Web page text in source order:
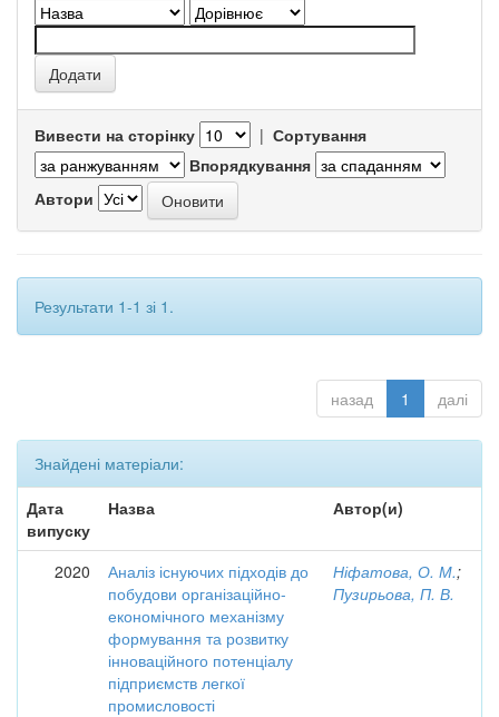
Вивести на сторінку | Сортування
Впорядкування
Автори
Результати 1-1 зі 1.
назад 1 далі
Знайдені матеріали:
Дата
випуску
Назва Автор(и)
2020
Аналіз існуючих підходів до
побудови організаційно-
економічного механізму
формування та розвитку
інноваційного потенціалу
підприємств легкої
промисловості
Ніфатова, О. М.;
Пузирьова, П. В.